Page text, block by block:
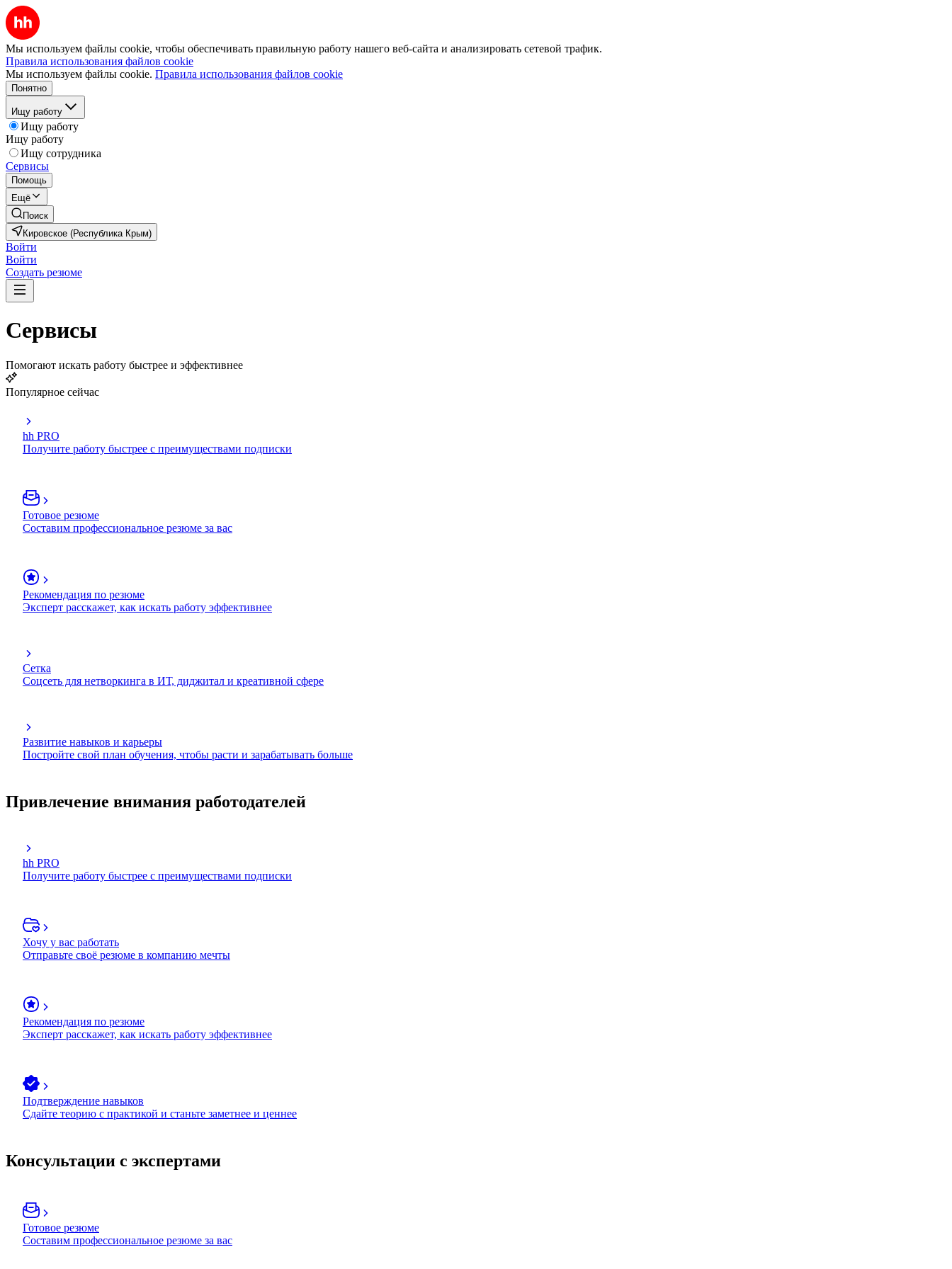
Мы используем файлы cookie, чтобы обеспечивать правильную работу нашего веб-сайта и анализировать сетевой трафик.
Правила использования файлов cookie
Мы используем файлы cookie. Правила использования файлов cookie
Понятно
Ищу работу
Ищу работу
Ищу работу
Ищу сотрудника
Сервисы
Помощь
Ещё
Поиск
Кировское (Республика Крым)
Войти
Войти
Создать резюме
Сервисы
Помогают искать работу быстрее и эффективнее
Популярное сейчас
hh PRO
Получите работу быстрее с преимуществами подписки
Готовое резюме
Составим профессиональное резюме за вас
Рекомендация по резюме
Эксперт расскажет, как искать работу эффективнее
Сетка
Соцсеть для нетворкинга в ИТ, диджитал и креативной сфере
Развитие навыков и карьеры
Постройте свой план обучения, чтобы расти и зарабатывать больше
Привлечение внимания работодателей
hh PRO
Получите работу быстрее с преимуществами подписки
Хочу у вас работать
Отправьте своё резюме в компанию мечты
Рекомендация по резюме
Эксперт расскажет, как искать работу эффективнее
Подтверждение навыков
Сдайте теорию с практикой и станьте заметнее и ценнее
Консультации с экспертами
Готовое резюме
Составим профессиональное резюме за вас